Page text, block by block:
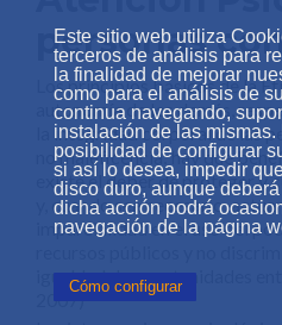
personas
Los principios básicos de la
autonomía de los demás,
la integridad corporal de las
no maleficencia: hay que
existe el deber de proteger y
y, cuando sea necesario,
imparcialidad en el uso del
igualdad de oportunidades
2007)
Este sitio web utiliza
terceros de análisis para
la finalidad de mejorar
como para el análisis de
continua navegando,
instalación de las
posibilidad de configurar
si así lo desea, impedir
disco duro, aunque
dicha acción podrá
navegación de la página
Cómo configurar